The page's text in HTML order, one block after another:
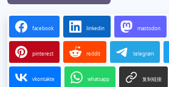
facebook linkedin mastodon
pinterest reddit telegram
vkontakte whatsapp 复制链接